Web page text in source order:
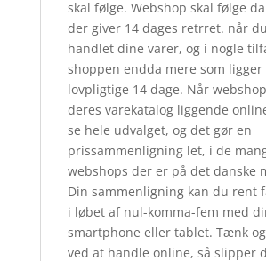
skal følge. Webshop skal følge
der giver 14 dages retrret. når
handlet dine varer, og i nogle
shoppen endda mere som ligger
lovpligtige 14 dage. Når
deres varekatalog liggende
se hele udvalget, og det gør en
prissammenligning let, i de
webshops der er på det danske
Din sammenligning kan du rent
i løbet af nul-komma-fem med
smartphone eller tablet. Tænk
ved at handle online, så slipper